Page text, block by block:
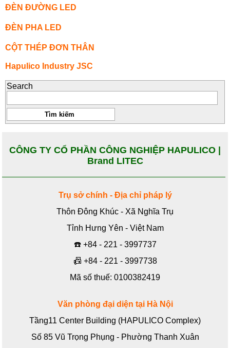
ĐÈN ĐƯỜNG LED
ĐÈN PHA LED
CỘT THÉP ĐƠN THÂN
Hapulico Industry JSC
Search
CÔNG TY CỔ PHẦN CÔNG NGHIỆP HAPULICO |
Brand LITEC
Trụ sở chính - Địa chỉ pháp lý
Thôn Đông Khúc - Xã Nghĩa Trụ
Tỉnh Hưng Yên - Việt Nam
☎️ +84 - 221 - 3997737
📠 +84 - 221 - 3997738
Mã số thuế: 0100382419
Văn phòng đại diện tại Hà Nội
Tầng11 Center Building (HAPULICO Complex)
Số 85 Vũ Trọng Phụng - Phường Thanh Xuân